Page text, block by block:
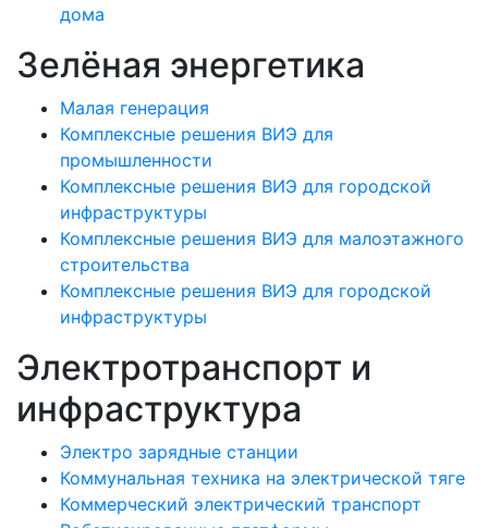
дома
Зелёная энергетика
Малая генерация
Комплексные решения ВИЭ для
промышленности
Комплексные решения ВИЭ для городской
инфраструктуры
Комплексные решения ВИЭ для малоэтажного
строительства
Комплексные решения ВИЭ для городской
инфраструктуры
Электротранспорт и
инфраструктура
Электро зарядные станции
Коммунальная техника на электрической тяге
Коммерческий электрический транспорт